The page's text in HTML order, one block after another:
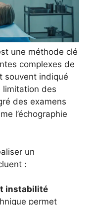
une méthode clé
complexes de
souvent indiqué
limitation des
des examens
l’échographie
un
:
instabilité
permet